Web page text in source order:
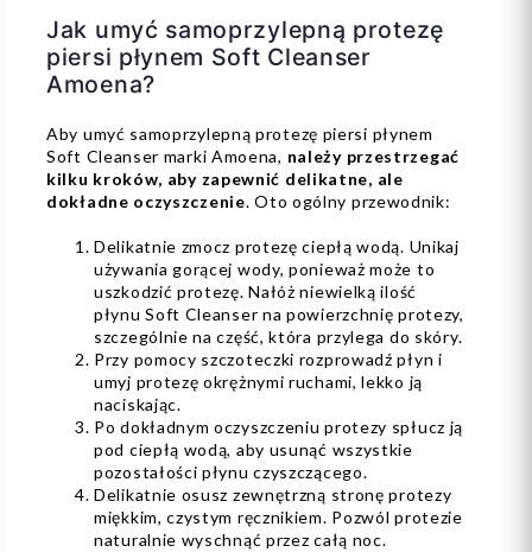
Jak umyć samoprzylepną protezę
piersi płynem Soft Cleanser
Amoena?
Aby umyć samoprzylepną protezę piersi płynem
Soft Cleanser marki Amoena, należy przestrzegać
kilku kroków, aby zapewnić delikatne, ale
dokładne oczyszczenie. Oto ogólny przewodnik:
Delikatnie zmocz protezę ciepłą wodą. Unikaj
używania gorącej wody, ponieważ może to
uszkodzić protezę. Nałóż niewielką ilość
płynu Soft Cleanser na powierzchnię protezy,
szczególnie na część, która przylega do skóry.
Przy pomocy szczoteczki rozprowadź płyn i
umyj protezę okrężnymi ruchami, lekko ją
naciskając.
Po dokładnym oczyszczeniu protezy spłucz ją
pod ciepłą wodą, aby usunąć wszystkie
pozostałości płynu czyszczącego.
Delikatnie osusz zewnętrzną stronę protezy
miękkim, czystym ręcznikiem. Pozwól protezie
naturalnie wyschnąć przez całą noc.